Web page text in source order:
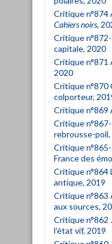
Critique n°874
Cahiers noirs,
Critique
capitale, 2020
Critique n°871
2020
Critique n°870
colporteur,
Critique n°869
Critique
rebrousse-poil,
Critique
France des
Critique n°864
antique, 2019
Critique
aux sources,
Critique n°862
l'état vif, 2019